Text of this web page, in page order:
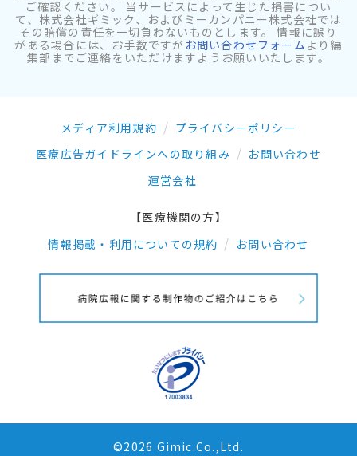
ご確認ください。 当サービスによって生じた損害につい
て、株式会社ギミック、およびミーカンパニー株式会社では
その賠償の責任を一切負わないものとします。 情報に誤り
がある場合には、お手数ですが お問い合わせフォーム より編
集部までご連絡をいただけますようお願いいたします。
メディア利用規約
プライバシーポリシー
医療広告ガイドラインへの取り組み
お問い合わせ
運営会社
【医療機関の方】
情報掲載・利用についての規約
お問い合わせ
©2026 Gimic.Co.,Ltd.